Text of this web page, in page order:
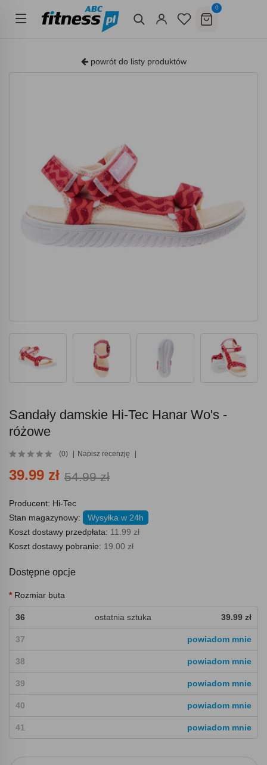
0
powrót do listy produktów
Sandały damskie Hi-Tec Hanar Wo's -
różowe
(0) Napisz recenzję
39.99 zł 54.99 zł
Producent: Hi-Tec
Stan magazynowy:
Wysyłka w 24h
Koszt dostawy przedpłata: 11.99 zł
Koszt dostawy pobranie: 19.00 zł
Dostępne opcje
Rozmiar buta
36 ostatnia sztuka 39.99 zł
37 powiadom mnie
38 powiadom mnie
39 powiadom mnie
40 powiadom mnie
41 powiadom mnie